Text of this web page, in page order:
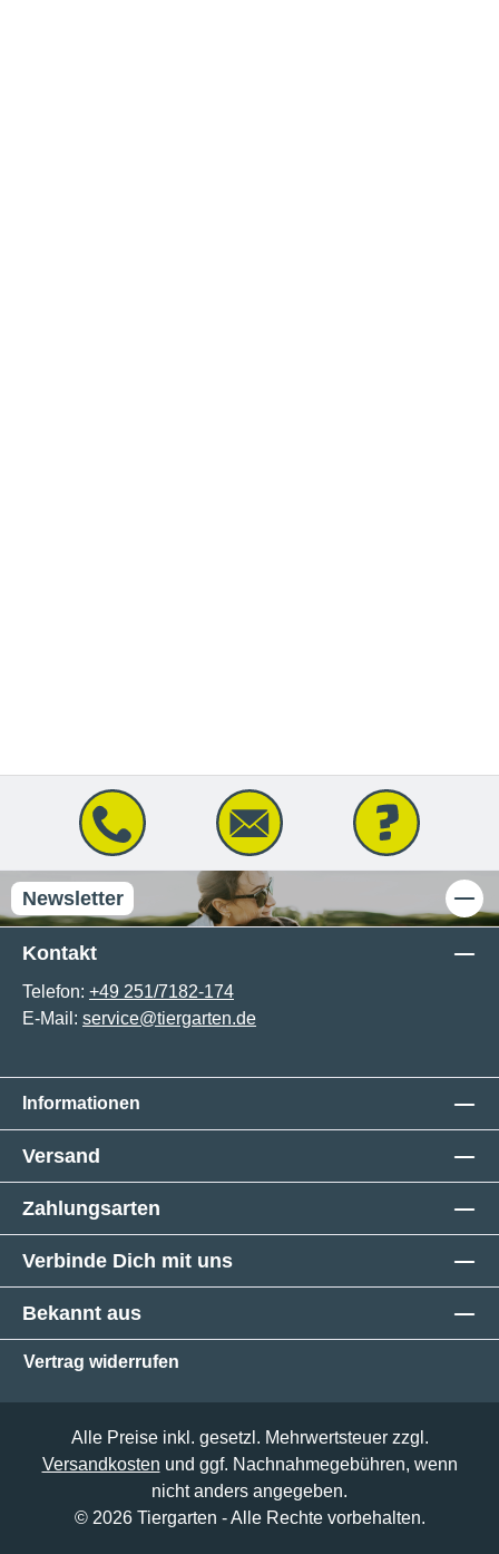
Newsletter
Kontakt
Telefon: +49 251/7182-174
E-Mail: service@tiergarten.de
Informationen
Versand
Zahlungsarten
Verbinde Dich mit uns
Bekannt aus
Vertrag widerrufen
Alle Preise inkl. gesetzl. Mehrwertsteuer zzgl.
Versandkosten und ggf. Nachnahmegebühren, wenn
nicht anders angegeben.
© 2026 Tiergarten - Alle Rechte vorbehalten.